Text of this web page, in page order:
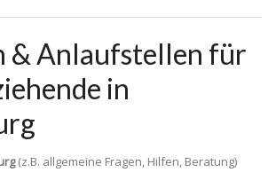
& Anlaufstellen für
in
(z.B. allgemeine Fragen, Hilfen, Beratung)